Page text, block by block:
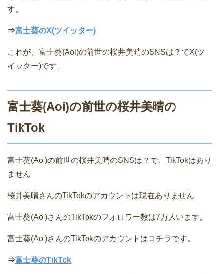
す。
⇒富士葵のX(ツイッター)
これが、富士葵(Aoi)の前世の桜井美晴のSNSは？でX(ツ
イッター)です。
富士葵(Aoi)の前世の桜井美晴の
TikTok
富士葵(Aoi)の前世の桜井美晴のSNSは？で、TikTokはあり
ません
桜井美晴さんのTikTokのアカウントは現在ありません
富士葵(Aoi)さんのTikTokのフォロワー数は7万人います。
富士葵(Aoi)さんのTikTokのアカウントはコチラです。
⇒富士葵のTikTok